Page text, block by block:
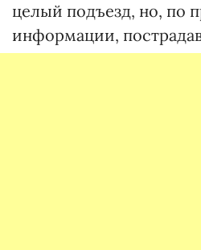
целый подъезд, но, по
информации,